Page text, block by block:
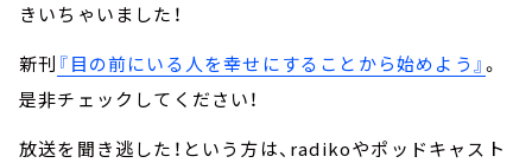
きいちゃいました！
新刊 『目の前にいる人を幸せにすることから始めよう』。
是非チェックしてください！
放送を聞き逃した！という方は、radikoやポッドキャスト